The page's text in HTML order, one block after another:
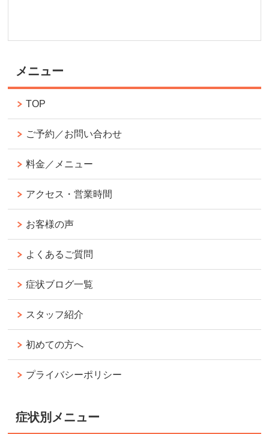
メニュー
TOP
ご予約／お問い合わせ
料金／メニュー
アクセス・営業時間
お客様の声
よくあるご質問
症状ブログ一覧
スタッフ紹介
初めての方へ
プライバシーポリシー
症状別メニュー